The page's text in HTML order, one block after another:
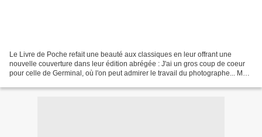
Le Livre de Poche refait une beauté aux classiques en leur offrant une
nouvelle couverture dans leur édition abrégée : J'ai un gros coup de coeur
pour celle de Germinal, où l'on peut admirer le travail du photographe... Mais